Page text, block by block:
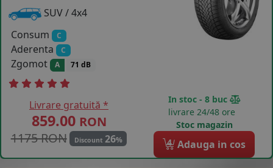
SUV / 4x4
Consum
C
Aderenta C
Zgomot A 71 dB
Livrare gratuită *
859.00 RON
1175 RON
Discount 26%
In stoc - 8 buc
livrare 24/48 ore
Stoc magazin
4 Adauga in cos